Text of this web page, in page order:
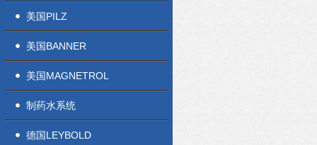
美国PILZ
美国BANNER
美国MAGNETROL
制药水系统
德国LEYBOLD